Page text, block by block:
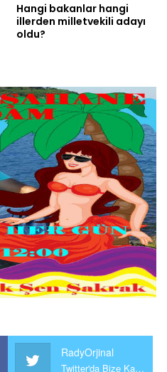
Hangi bakanlar hangi
illerden milletvekili adayı
oldu?
RadyOrjinal
Twitter'da Bize Katılın